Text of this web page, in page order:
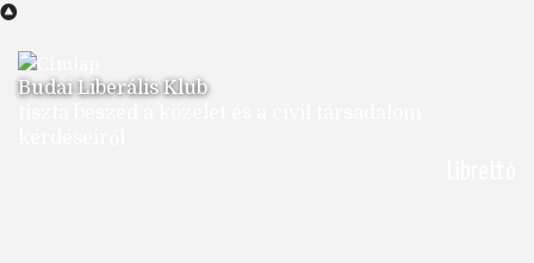
Ugrás
tartalomra
Budai Liberális Klub